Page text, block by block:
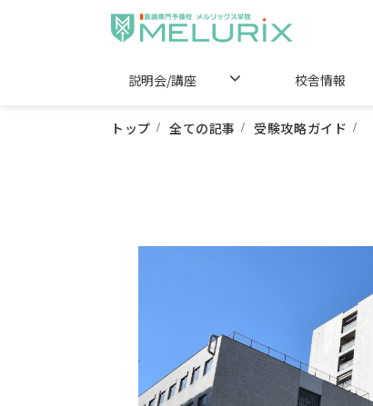
説明会/講座 校舎情報
トップ 全ての記事 受験攻略ガイド